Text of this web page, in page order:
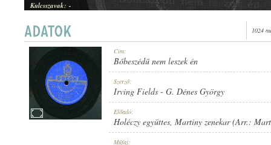
SWING
Kulcsszavak: -
1024
Cím:
Bőbeszédű nem leszek én
Szerző:
Irving Fields - G. Dénes György
Előadó:
Holéczy együttes, Martiny zenekar (Arr.:
Műfaj: